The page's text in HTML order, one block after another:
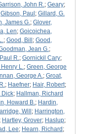
John R.; Geary;
Gibson, Paul ; Gillard, G.
James G.; Glover,
Len; Goicoichea,
; Good, Bill ; Good,
Jean G.;
R.; Gornickil Cary;
Henry L.; Green, George
George A.; Groat,
; Haefner; Hair, Robert;
Dick; Hallman, Richard
Howard B.; Hardin,
Will ; Harrington,
; Hartley, Grover; Haslup;
Lee; Hearn, Richard ;